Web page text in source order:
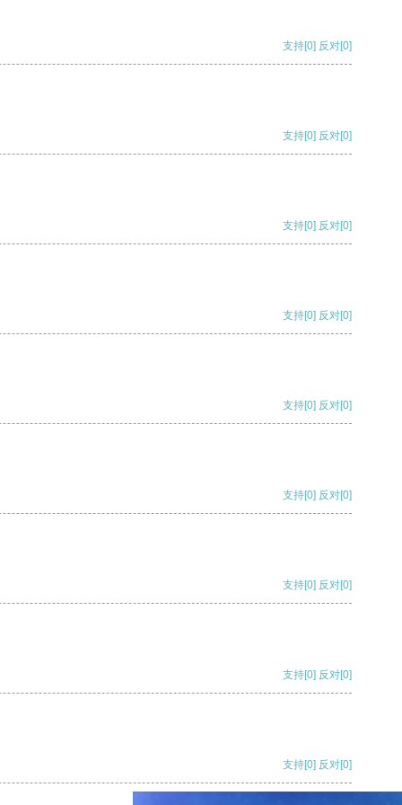
支持[0] 反对[0]
支持[0] 反对[0]
支持[0] 反对[0]
支持[0] 反对[0]
支持[0] 反对[0]
支持[0] 反对[0]
支持[0] 反对[0]
支持[0] 反对[0]
支持[0] 反对[0]